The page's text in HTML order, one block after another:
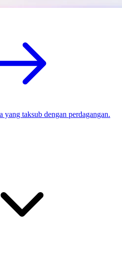
yang taksub dengan perdagangan.